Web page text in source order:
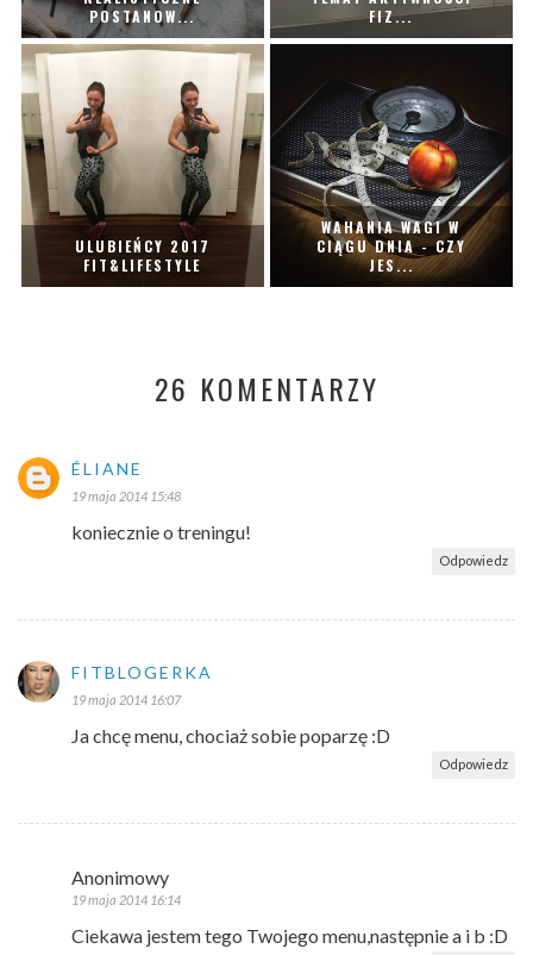
POSTANOW...
FIZ...
ULUBIEŃCY 2017
FIT&LIFESTYLE
WAHANIA WAGI W
CIĄGU DNIA - CZY
JES...
26 KOMENTARZY
ÉLIANE
19 maja 2014 15:48
koniecznie o treningu!
Odpowiedz
FITBLOGERKA
19 maja 2014 16:07
Ja chcę menu, chociaż sobie poparzę :D
Odpowiedz
Anonimowy
19 maja 2014 16:14
Ciekawa jestem tego Twojego menu,następnie a i b :D